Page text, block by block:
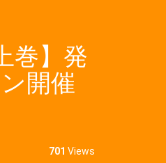
巻】発
開催
701 Views